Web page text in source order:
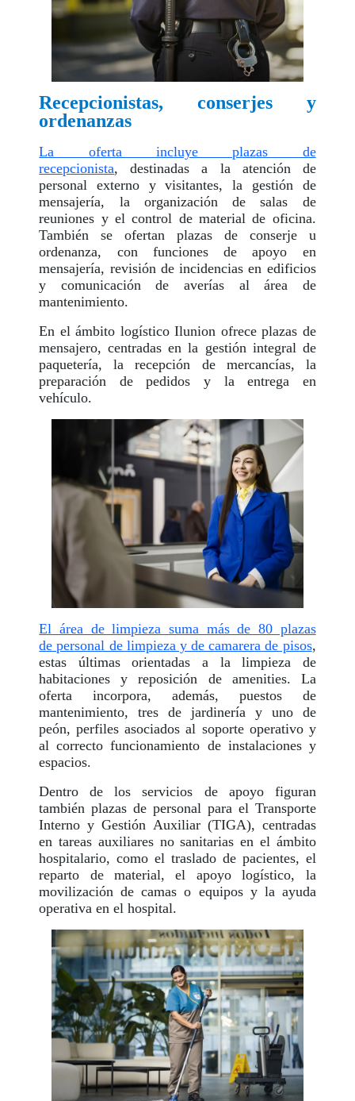
Recepcionistas, conserjes y
ordenanzas
La oferta incluye plazas de
recepcionista, destinadas a la atención de
personal externo y visitantes, la gestión de
mensajería, la organización de salas de
reuniones y el control de material de oficina.
También se ofertan plazas de conserje u
ordenanza, con funciones de apoyo en
mensajería, revisión de incidencias en edificios
y comunicación de averías al área de
mantenimiento.
En el ámbito logístico Ilunion ofrece plazas de
mensajero, centradas en la gestión integral de
paquetería, la recepción de mercancías, la
preparación de pedidos y la entrega en
vehículo.
El área de limpieza suma más de 80 plazas
de personal de limpieza y de camarera de pisos,
estas últimas orientadas a la limpieza de
habitaciones y reposición de amenities. La
oferta incorpora, además, puestos de
mantenimiento, tres de jardinería y uno de
peón, perfiles asociados al soporte operativo y
al correcto funcionamiento de instalaciones y
espacios.
Dentro de los servicios de apoyo figuran
también plazas de personal para el Transporte
Interno y Gestión Auxiliar (TIGA), centradas
en tareas auxiliares no sanitarias en el ámbito
hospitalario, como el traslado de pacientes, el
reparto de material, el apoyo logístico, la
movilización de camas o equipos y la ayuda
operativa en el hospital.